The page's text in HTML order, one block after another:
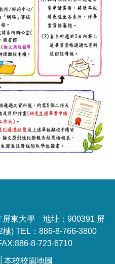
屏東大學 地址：900391 屏
) TEL：886-8-766-3800
8-723-6710
本校校園地圖